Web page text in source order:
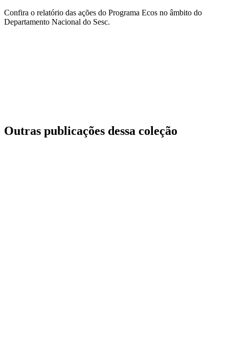
Confira o relatório das ações do Programa Ecos no âmbito do
Departamento Nacional do Sesc.
Outras publicações dessa coleção